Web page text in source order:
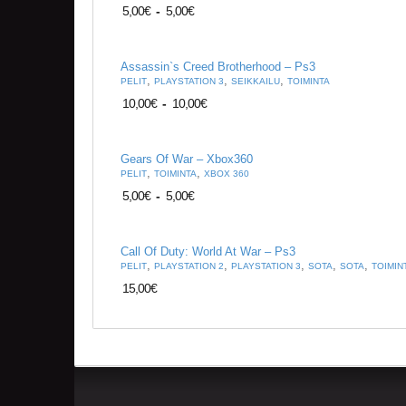
5,00€ - 5,00€
Assassin`s Creed Brotherhood – Ps3
PELIT, PLAYSTATION 3, SEIKKAILU, TOIMINTA
10,00€ - 10,00€
Gears Of War – Xbox360
PELIT, TOIMINTA, XBOX 360
5,00€ - 5,00€
Call Of Duty: World At War – Ps3
PELIT, PLAYSTATION 2, PLAYSTATION 3, SOTA, SOTA,
15,00€